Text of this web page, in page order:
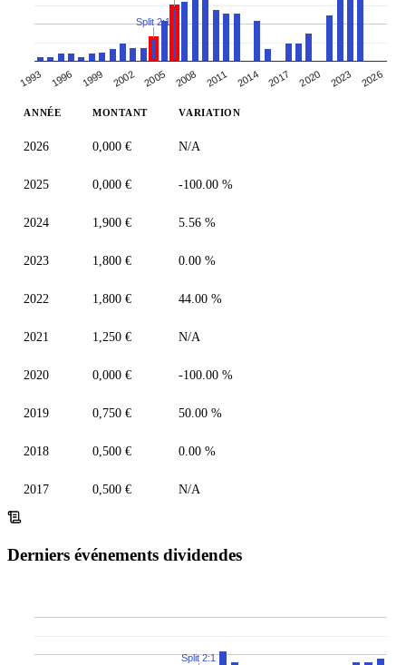
1993 1996 1999 2002 2005 2008 2011 2014 2017 2020 2023 2026
Split 2:1
ANNÉE MONTANT VARIATION
2026 0,000 € N/A
2025 0,000 € -100.00 %
2024 1,900 € 5.56 %
2023 1,800 € 0.00 %
2022 1,800 € 44.00 %
2021 1,250 € N/A
2020 0,000 € -100.00 %
2019 0,750 € 50.00 %
2018 0,500 € 0.00 %
2017 0,500 € N/A
Derniers événements dividendes
Split 2:1